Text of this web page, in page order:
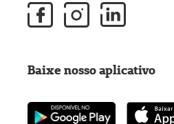
Baixe nosso aplicativo